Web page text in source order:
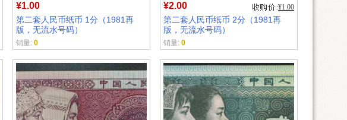
¥1.00
第二套人民币纸币 1分（1981再
版，无流水号码）
销量: 0
¥2.00 ¥1.00
第二套人民币纸币 2分（1981再
版，无流水号码）
销量: 0